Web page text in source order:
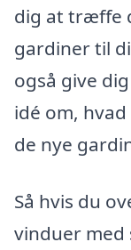
dig at træffe
gardiner til
også give
idé om,
de nye
Så hvis du
vinduer med